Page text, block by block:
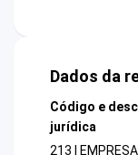
Dados da
Código e
jurídica
213 |